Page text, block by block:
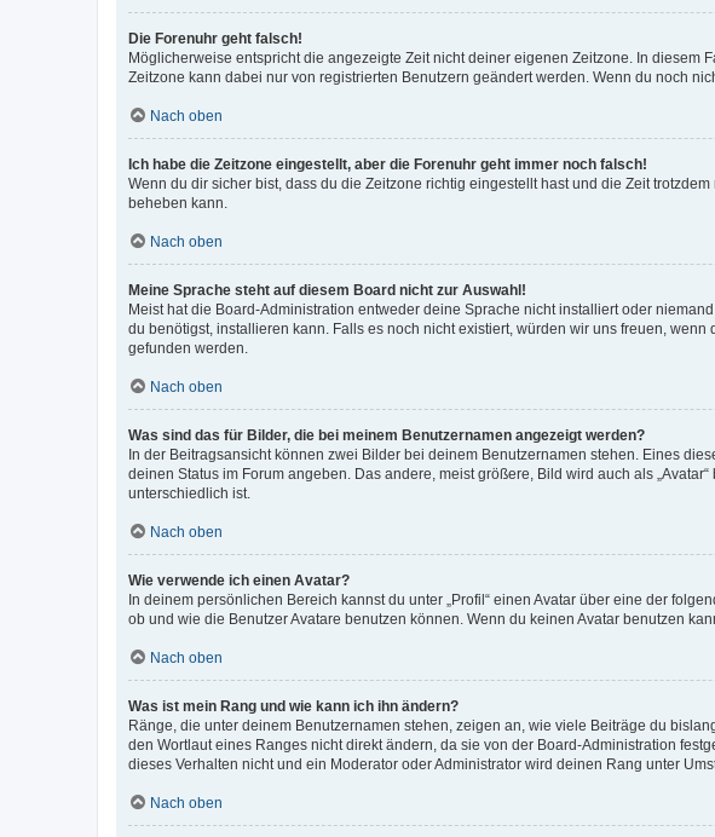
Die Forenuhr geht falsch!
Möglicherweise entspricht die angezeigte Zeit nicht deiner eigenen Zeitzone. In diesem
Zeitzone kann dabei nur von registrierten Benutzern geändert werden. Wenn du noch
Nach oben
Ich habe die Zeitzone eingestellt, aber die Forenuhr geht immer noch falsch!
Wenn du dir sicher bist, dass du die Zeitzone richtig eingestellt hast und die Zeit
beheben kann.
Nach oben
Meine Sprache steht auf diesem Board nicht zur Auswahl!
Meist hat die Board-Administration entweder deine Sprache nicht installiert oder
du benötigst, installieren kann. Falls es noch nicht existiert, würden wir uns freuen,
gefunden werden.
Nach oben
Was sind das für Bilder, die bei meinem Benutzernamen angezeigt werden?
In der Beitragsansicht können zwei Bilder bei deinem Benutzernamen stehen. Eines
deinen Status im Forum angeben. Das andere, meist größere, Bild wird auch als
unterschiedlich ist.
Nach oben
Wie verwende ich einen Avatar?
In deinem persönlichen Bereich kannst du unter „Profil“ einen Avatar über eine der
ob und wie die Benutzer Avatare benutzen können. Wenn du keinen Avatar benutzen
Nach oben
Was ist mein Rang und wie kann ich ihn ändern?
Ränge, die unter deinem Benutzernamen stehen, zeigen an, wie viele Beiträge du
den Wortlaut eines Ranges nicht direkt ändern, da sie von der Board-Administration
dieses Verhalten nicht und ein Moderator oder Administrator wird deinen Rang unter
Nach oben